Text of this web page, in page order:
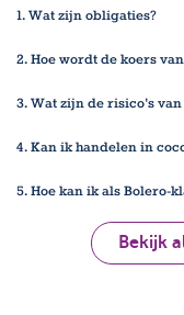
1. Wat zijn obligaties?
2. Hoe wordt de koers
3. Wat zijn de risico's
4. Kan ik handelen in
5. Hoe kan ik als Bolero-
Bekijk